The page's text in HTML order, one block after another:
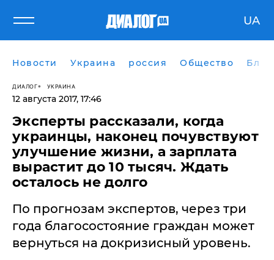
UA
Новости Украина россия Общество
ДИАЛОГ УКРАИНА
12 августа 2017, 17:46
Эксперты рассказали, когда
украинцы, наконец почувствуют
улучшение жизни, а зарплата
вырастит до 10 тысяч. Ждать
осталось не долго
По прогнозам экспертов, через три
года благосостояние граждан может
вернуться на докризисный уровень.